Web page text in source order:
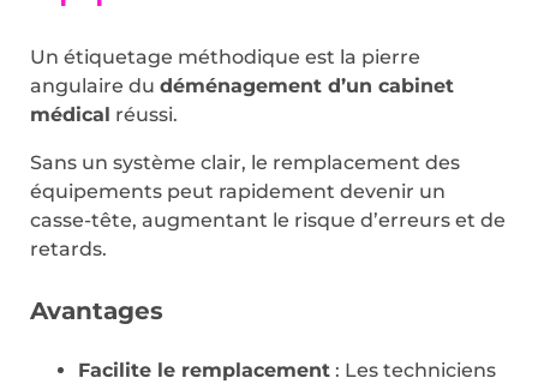
Un étiquetage méthodique est la pierre
angulaire du déménagement d’un cabinet
médical réussi.
Sans un système clair, le remplacement des
équipements peut rapidement devenir un
casse-tête, augmentant le risque d’erreurs et de
retards.
Avantages
Facilite le remplacement : Les techniciens